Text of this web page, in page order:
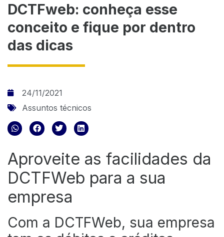
DCTFweb: conheça esse
conceito e fique por dentro
das dicas
24/11/2021
Assuntos técnicos
Aproveite as facilidades da
DCTFWeb para a sua
empresa
Com a DCTFWeb, sua empresa